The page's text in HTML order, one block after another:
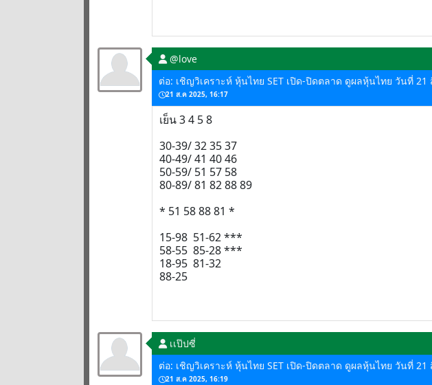
@love
ต่อ: เชิญวิเคราะห์ หุ้นไทย SET เปิด-ปิดตลาด ดูผลหุ้นไทย วันที่ 21
21 ส.ค 2025, 16:17
เย็น 3 4 5 8
30-39/ 32 35 37
40-49/ 41 40 46
50-59/ 51 57 58
80-89/ 81 82 88 89
* 51 58 88 81 *
15-98 51-62 ***
58-55 85-28 ***
18-95 81-32
88-25
เเป๊ปซี่
ต่อ: เชิญวิเคราะห์ หุ้นไทย SET เปิด-ปิดตลาด ดูผลหุ้นไทย วันที่ 21
21 ส.ค 2025, 16:19